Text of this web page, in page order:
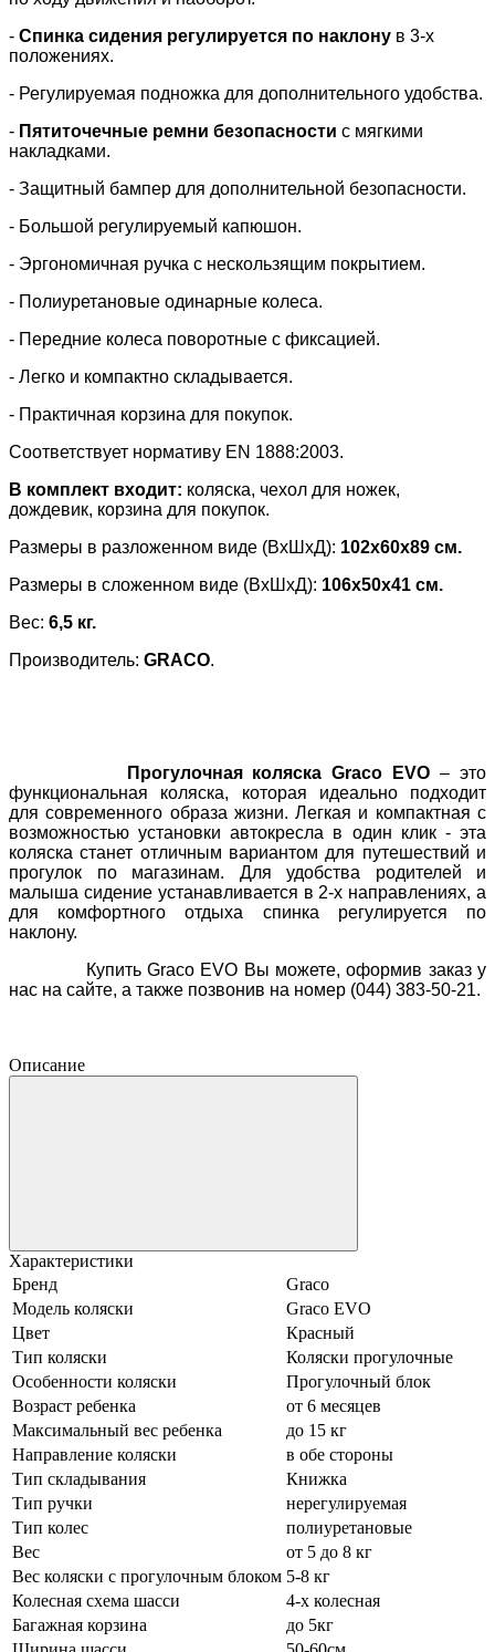
- Спинка сидения регулируется по наклону в 3-х
положениях.
- Регулируемая подножка для дополнительного удобства.
- Пятиточечные ремни безопасности с мягкими
накладками.
- Защитный бампер для дополнительной безопасности.
- Большой регулируемый капюшон.
- Эргономичная ручка с нескользящим покрытием.
- Полиуретановые одинарные колеса.
- Передние колеса поворотные с фиксацией.
- Легко и компактно складывается.
- Практичная корзина для покупок.
Соответствует нормативу EN 1888:2003.
В комплект входит: коляска, чехол для ножек,
дождевик, корзина для покупок.
Размеры в разложенном виде (ВхШхД): 102х60х89 см.
Размеры в сложенном виде (ВхШхД): 106х50х41 см.
Вес: 6,5 кг.
Производитель: GRACO.
Прогулочная коляска Graco EVO– это
функциональная коляска, которая идеально подходит
для современного образа жизни. Легкая и компактная с
возможностью установки автокресла в один клик - эта
коляска станет отличным вариантом для путешествий и
прогулок по магазинам. Для удобства родителей и
малыша сидение устанавливается в 2-х направлениях, а
для комфортного отдыха спинка регулируется по
наклону.
Купить Graco EVO Вы можете, оформив заказ у
нас на сайте, а также позвонив на номер (044) 383-50-21.
Описание
Характеристики
Бренд
Graco
Модель коляски
Graco EVO
Цвет
Красный
Тип коляски
Коляски прогулочные
Особенности коляски
Прогулочный блок
Возраст ребенка
от 6 месяцев
Максимальный вес ребенка
до 15 кг
Направление коляски
в обе стороны
Тип складывания
Книжка
Тип ручки
нерегулируемая
Тип колес
полиуретановые
Вес
от 5 до 8 кг
Вес коляски с прогулочным блоком 5-8 кг
Колесная схема шасси
4-х колесная
Багажная корзина
до 5кг